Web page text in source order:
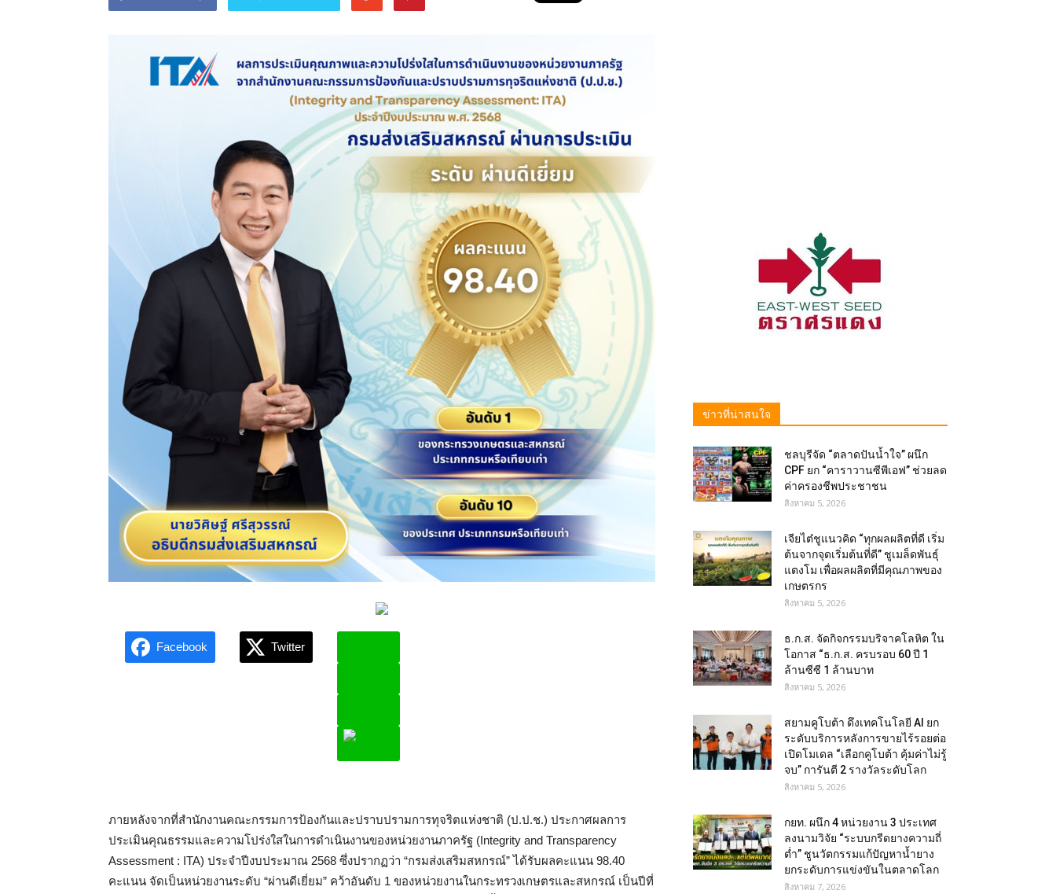
Facebook Twitter
ภายหลังจากที่สำนักงานคณะกรรมการป้องกันและปราบปรามการทุจริตแห่งชาติ (ป.ป.ช.) ประกาศผลการ
ประเมินคุณธรรมและความโปร่งใสในการดำเนินงานของหน่วยงานภาครัฐ (Integrity and Transparency
Assessment : ITA) ประจำปีงบประมาณ 2568 ซึ่งปรากฏว่า “กรมส่งเสริมสหกรณ์” ได้รับผลคะแนน 98.40
คะแนน จัดเป็นหน่วยงานระดับ “ผ่านดีเยี่ยม” คว้าอันดับ 1 ของหน่วยงานในกระทรวงเกษตรและสหกรณ์ เป็นปีที่
ข่าวที่น่าสนใจ
ชลบุรีจัด “ตลาดปันน้ำใจ” ผนึก
CPF ยก “คาราวานซีพีเอฟ” ช่วยลด
ค่าครองชีพประชาชน
สิงหาคม 5, 2026
เจียไต๋ชูแนวคิด “ทุกผลผลิตที่ดี เริ่ม
ต้นจากจุดเริ่มต้นที่ดี” ชูเมล็ดพันธุ์
แตงโม เพื่อผลผลิตที่มีคุณภาพของ
เกษตรกร
สิงหาคม 5, 2026
ธ.ก.ส. จัดกิจกรรมบริจาคโลหิต ใน
โอกาส “ธ.ก.ส. ครบรอบ 60 ปี 1
ล้านซีซี 1 ล้านบาท
สิงหาคม 5, 2026
สยามคูโบต้า ดึงเทคโนโลยี AI ยก
ระดับบริการหลังการขายไร้รอยต่อ
เปิดโมเดล “เลือกคูโบต้า คุ้มค่าไม่รู้
จบ” การันตี 2 รางวัลระดับโลก
สิงหาคม 5, 2026
กยท. ผนึก 4 หน่วยงาน 3 ประเทศ
ลงนามวิจัย “ระบบกรีดยางความถี่
ต่ำ” ชูนวัตกรรมแก้ปัญหาน้ำยาง
ยกระดับการแข่งขันในตลาดโลก
สิงหาคม 7, 2026